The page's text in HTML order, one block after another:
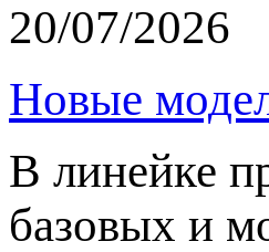
20/07/2026
Новые
В линейке
базовых и